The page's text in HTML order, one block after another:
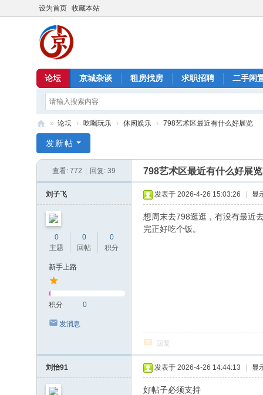
设为首页 收藏本站
论坛 京城杂谈 租房找房 求职招聘 二手闲
京
» 论坛 › 吃喝玩乐 › 休闲娱乐 › 798艺术区最近有什么好展览
发新帖
查看: 772 回复: 39 798艺术区最近有什么好展览
刘子飞
0
主题
0
回帖
0
积分
新手上路
积分 0
发消息
发表于 2026-4-26 15:03:26 显
想周末去798逛逛，有没有最近
完正好吃个饭。
回复
刘怡91 发表于 2026-4-26 14:44:13 显
好帖子必须支持